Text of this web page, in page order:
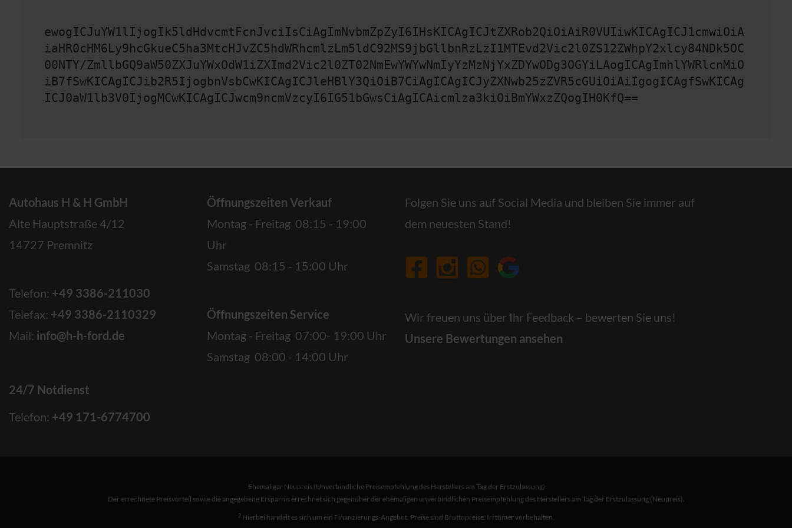
ewogICJuYW1lIjogIk5ldHdvcmtFcnJvciIsCiAgImNvbmZpZyI6IHsKICAgICJtZXRob2QiOiAiR0VUIiwKICAgICJ1cmwiOiA
iaHR0cHM6Ly9hcGkueC5ha3MtcHJvZC5hdWRhcmlzLm5ldC92MS9jbGllbnRzLzI1MTEvd2Vic2l0ZS12ZWhpY2xlcy84NDk5OC
00NTY/ZmllbGQ9aW50ZXJuYWxOdW1iZXImd2Vic2l0ZT02NmEwYWYwNmIyYzMzNjYxZDYwODg3OGYiLAogICAgImhlYWRlcnMiO
iB7fSwKICAgICJib2R5IjogbnVsbCwKICAgICJleHBlY3QiOiB7CiAgICAgICJyZXNwb25zZVR5cGUiOiAiIgogICAgfSwKICAg
ICJ0aW1lb3V0IjogMCwKICAgICJwcm9ncmVzcyI6IG51bGwsCiAgICAicmlza3kiOiBmYWxzZQogIH0KfQ==
Autohaus H & H GmbH
Alte Hauptstraße 4/12
14727 Premnitz
Telefon: +49 3386-211030
Telefax: +49 3386-2110329
Mail: info@h-h-ford.de
24/7 Notdienst
Telefon: +49 171-6774700
Öffnungszeiten Verkauf
Montag - Freitag 08:15 - 19:00
Uhr
Samstag 08:15 - 15:00 Uhr
Öffnungszeiten Service
Montag - Freitag 07:00- 19:00 Uhr
Samstag 08:00 - 14:00 Uhr
Folgen Sie uns auf Social Media und bleiben Sie immer auf
dem neuesten Stand!
Wir freuen uns über Ihr Feedback – bewerten Sie uns!
Unsere Bewertungen ansehen
Ehemaliger Neupreis (Unverbindliche Preisempfehlung des Herstellers am Tag der Erstzulassung).
Der errechnete Preisvorteil sowie die angegebene Ersparnis errechnet sich gegenüber der ehemaligen unverbindlichen Preisempfehlung des Herstellers am Tag der Erstzulassung (Neupreis).
2 Hierbei handelt es sich um ein Finanzierungs-Angebot. Preise sind Bruttopreise. Irrtümer vorbehalten.